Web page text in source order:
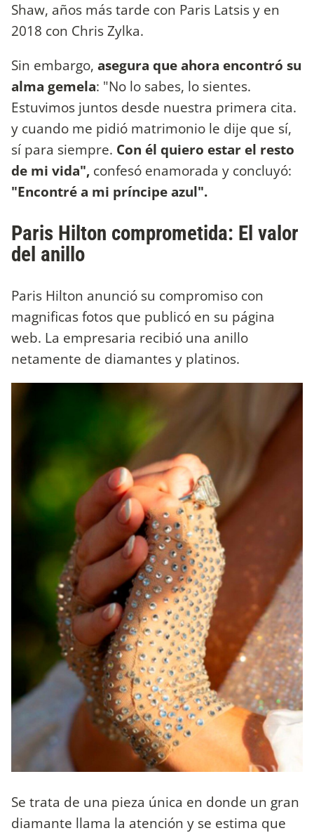
Shaw, años más tarde con Paris Latsis y en
2018 con Chris Zylka.
Sin embargo, asegura que ahora encontró su
alma gemela: "No lo sabes, lo sientes.
Estuvimos juntos desde nuestra primera cita.
y cuando me pidió matrimonio le dije que sí,
sí para siempre. Con él quiero estar el resto
de mi vida", confesó enamorada y concluyó:
"Encontré a mi príncipe azul".
Paris Hilton comprometida: El valor
del anillo
Paris Hilton anunció su compromiso con
magnificas fotos que publicó en su página
web. La empresaria recibió una anillo
netamente de diamantes y platinos.
Se trata de una pieza única en donde un gran
diamante llama la atención y se estima que